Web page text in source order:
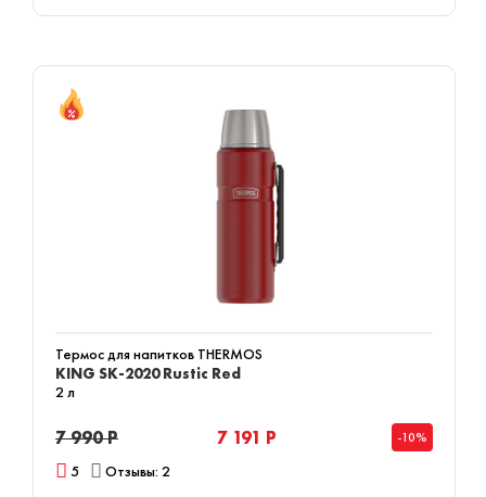
Термос для напитков THERMOS
KING SK-2020 Rustic Red
2 л
7 990 Р 7 191 Р -10%
5 Отзывы: 2